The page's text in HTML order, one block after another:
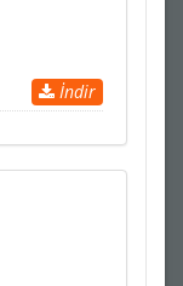
İndir